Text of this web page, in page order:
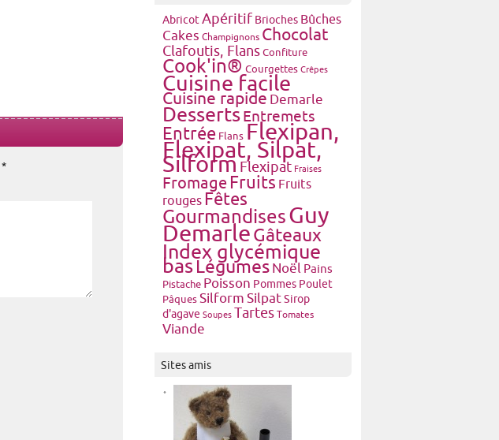
*
Abricot Apéritif Brioches Bûches
Cakes Champignons Chocolat
Clafoutis, Flans Confiture
Cook'in® Courgettes Crêpes
Cuisine facile
Cuisine rapide Demarle
Desserts Entremets
Entrée Flans Flexipan,
Flexipat, Silpat,
Silform Flexipat Fraises
Fromage Fruits Fruits
rouges Fêtes
Gourmandises Guy
Demarle Gâteaux
Index glycémique
bas Légumes Noël Pains
Pistache Poisson Pommes Poulet
Pâques Silform Silpat Sirop
d'agave Soupes Tartes Tomates
Viande
Sites amis